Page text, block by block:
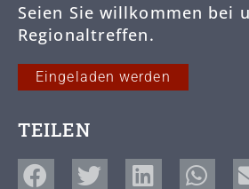
Seien Sie willkommen bei
Regionaltreffen.
Eingeladen werden
TEILEN